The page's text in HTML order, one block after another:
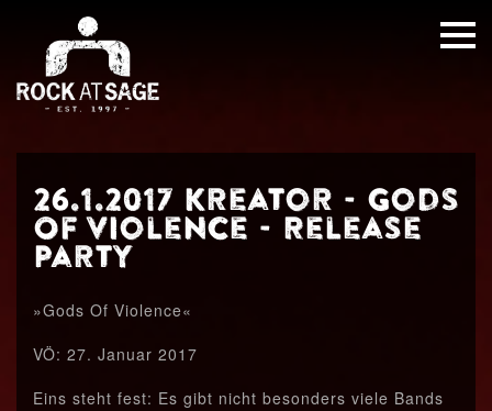
26.1.2017 Kreator - Gods
Of Violence - Release
Party
»Gods Of Violence«
VÖ: 27. Januar 2017
Eins steht fest: Es gibt nicht besonders viele Bands